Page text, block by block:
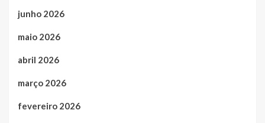
junho 2026
maio 2026
abril 2026
março 2026
fevereiro 2026